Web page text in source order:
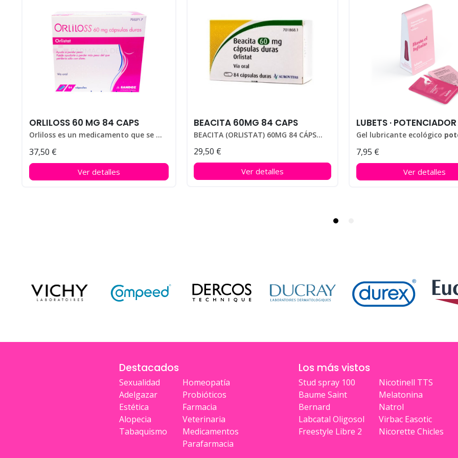
ORLILOSS 60 MG 84 CAPS
Orliloss es un medicamento que se utiliza para ayudar a perder peso en personas que padecen obesidad.
37,50 €
Ver detalles
BEACITA 60MG 84 CAPS
BEACITA (ORLISTAT) 60MG 84 CÁPSULAS
29,50 €
Ver detalles
Gel lubricante ecológico
Pack con 10 monodosis.
7,95 €
Ver detalles
Destacados
Sexualidad
Adelgazar
Estética
Alopecia
Tabaquismo
Homeopatía
Probióticos
Farmacia
Veterinaria
Medicamentos
Parafarmacia
Los más vistos
Stud spray 100
Baume Saint
Bernard
Labcatal Oligosol
Freestyle Libre 2
Nicotinell TTS
Melatonina
Natrol
Virbac Easotic
Nicorette Chicles